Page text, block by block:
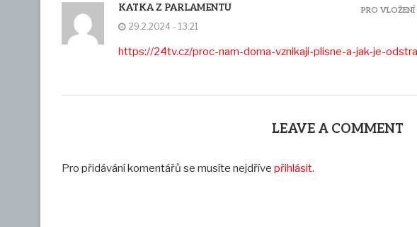
KATKA Z PARLAMENTU
29.2.2024 - 13:21
https://24tv.cz/proc-nam-doma-vznikaji-plisne-a-jak-je-
PRO
LEAVE A COMMENT
Pro přidávání komentářů se musíte nejdříve přihlásit.